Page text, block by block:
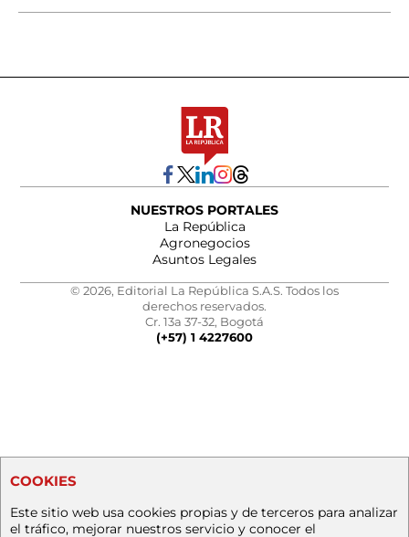
NUESTROS PORTALES
La República
Agronegocios
Asuntos Legales
© 2026, Editorial La República S.A.S. Todos los
derechos reservados.
Cr. 13a 37-32, Bogotá
(+57) 1 4227600
COOKIES
Este sitio web usa cookies propias y de terceros para analizar
el tráfico, mejorar nuestros servicio y conocer el